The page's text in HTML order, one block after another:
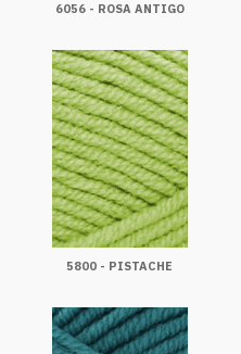
6056 - ROSA ANTIGO
5800 - PISTACHE